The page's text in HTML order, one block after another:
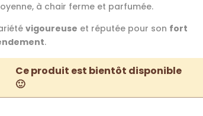
à chair ferme et parfumée.
vigoureuse et réputée pour son fort
.
Ce produit est bientôt disponible
🙂